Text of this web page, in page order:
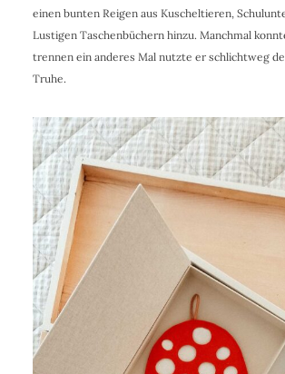
einen bunten Reigen aus Kuscheltieren,
Lustigen Taschenbüchern hinzu. Manchmal
trennen ein anderes Mal nutzte er schlichtweg
Truhe.